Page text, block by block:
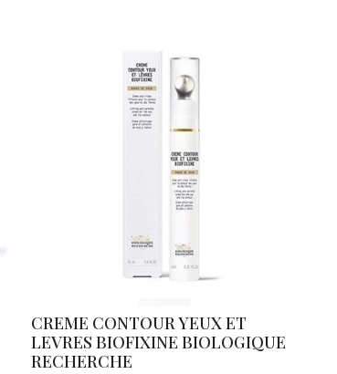
CREME CONTOUR YEUX ET
LEVRES BIOFIXINE BIOLOGIQUE
RECHERCHE